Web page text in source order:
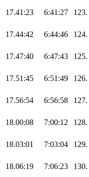
17.41:23 6:41:27 123.
17.44:42 6:44:46 124.
17.47:40 6:47:43 125.
17.51:45 6:51:49 126.
17.56:54 6:56:58 127.
18.00:08 7:00:12 128.
18.03:01 7:03:04 129.
18.06:19 7:06:23 130.